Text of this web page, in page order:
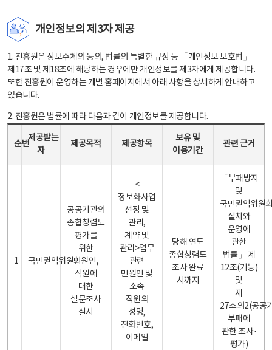
개인정보의 제3자 제공
1. 진흥원은 정보주체의 동의, 법률의 특별한 규정 등 「개인정보 보호법」
제17조 및 제18조에 해당하는 경우에만 개인정보를 제3자에게 제공합니다.
또한 진흥원이 운영하는 개별 홈페이지에서 아래 사항을 상세하게 안내하고
있습니다.
2. 진흥원은 법률에 따라 다음과 같이 개인정보를 제공합니다.
순번
제공받는
자
제공목적 제공항목
보유 및
이용기간
관련 근거
1 국민권익위원회
공공기관의
종합청렴도
평가를
위한
민원인,
직원에
대한
설문조사
실시
<
정보화사업
선정 및
관리,
계약 및
관리>업무
관련
민원인 및
소속
직원의
성명,
전화번호,
이메일
당해 연도
종합청렴도
조사 완료
시까지
「부패방지
및
국민권익위원
설치와
운영에
관한
법률」 제
12조(기능)
및
제
27조의2(공공
부패에
관한 조사·
평가)